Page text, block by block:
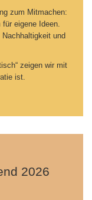
zum Mitmachen:
eigene Ideen.
und
zeigen wir mit
ist.
2026